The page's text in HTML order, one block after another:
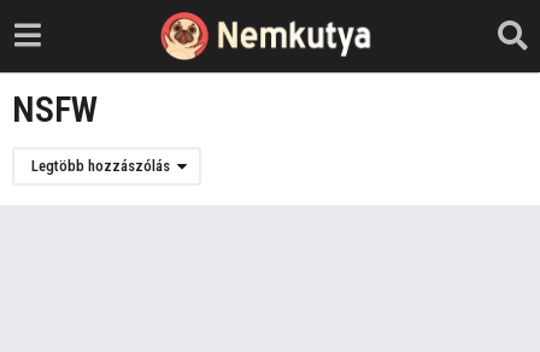
NSFW
Legtöbb hozzászólás